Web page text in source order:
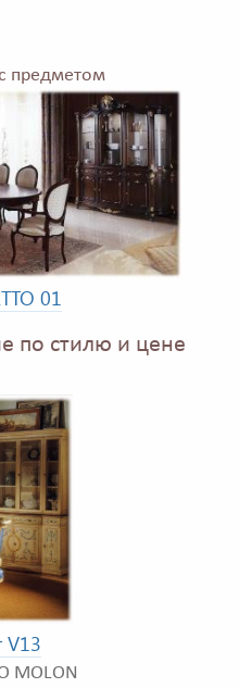
предметом
01
по стилю и цене
V13
MOLON